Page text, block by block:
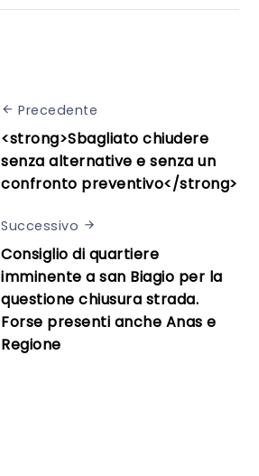
Precedente
<strong>Sbagliato chiudere
senza alternative e senza un
confronto preventivo</strong>
Successivo
Consiglio di quartiere
imminente a san Biagio per la
questione chiusura strada.
Forse presenti anche Anas e
Regione